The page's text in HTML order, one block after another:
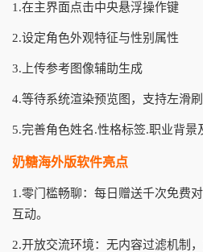
1.在主界面点击中央悬浮操作键
2.设定角色外观特征与性别属性
3.上传参考图像辅助生成
4.等待系统渲染预览图，支持左滑
5.完善角色姓名.性格标签.职业背景
奶糖海外版软件亮点
1.零门槛畅聊：每日赠送千次免费
互动。
2.开放交流环境：无内容过滤机制